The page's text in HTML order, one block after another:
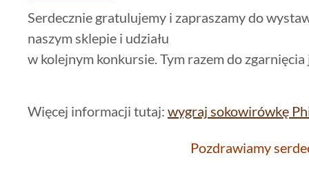
Serdecznie gratulujemy i zapraszamy do
naszym sklepie i udziału
w kolejnym konkursie. Tym razem do
Więcej informacji tutaj: wygraj sokowirówkę
Pozdrawiamy